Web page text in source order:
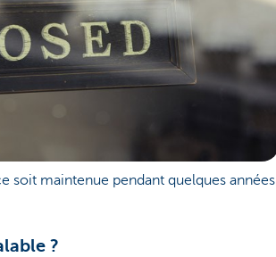
soit maintenue pendant quelques années.
?